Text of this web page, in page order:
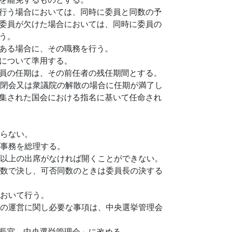
う場合においては、同時に委員と同数の予
員が欠けた場合においては、同時に委員の
場合に、その職務を行う。
いて準用する。
任期は、その前任者の残任期間とする。
会又は衆議院の解散の場合に任期が満了し
された国会における指名に基いて任命され
ない。
務を総理する。
の出席がなければ開くことができない。
で決し、可否同数のときは委員長の決する
いて行う。
運営に関し必要な事項は、中央選挙管理会